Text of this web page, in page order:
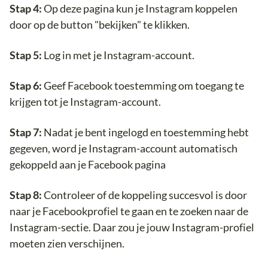
Stap 4:Op deze pagina kun je Instagram koppelen
door op de button "bekijken" te klikken.
Stap 5: Log in met je Instagram-account.
Stap 6:Geef Facebook toestemming om toegang te
krijgen tot je Instagram-account.
Stap 7: Nadat je bent ingelogd en toestemming hebt
gegeven, word je Instagram-account automatisch
gekoppeld aan je Facebook pagina
Stap 8:Controleer of de koppeling succesvol is door
naar je Facebookprofiel te gaan en te zoeken naar de
Instagram-sectie. Daar zou je jouw Instagram-profiel
moeten zien verschijnen.